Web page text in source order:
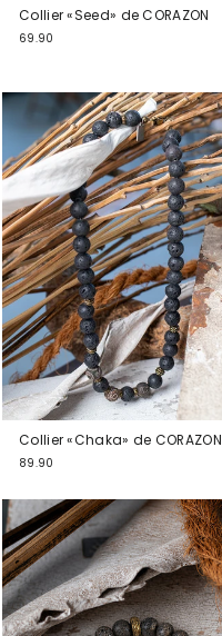
Collier «Seed» de CORAZON
69.90
Collier «Chaka» de CORAZON
89.90